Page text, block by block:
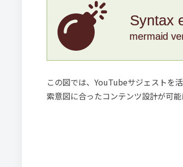
Syntax
mermaid
この図では、YouTubeサジェストを
索意図に合ったコンテンツ設計が可能